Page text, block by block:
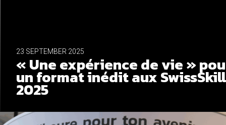
23 SEPTEMBER 2025
« Une expérience de vie »
un format inédit aux
2025